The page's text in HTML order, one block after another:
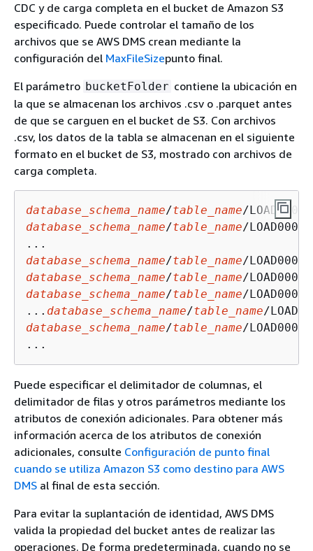
CDC y de carga completa en el bucket de Amazon S3
especificado. Puede controlar el tamaño de los
archivos que se AWS DMS crean mediante la
configuración del MaxFileSizepunto final.
El parámetro bucketFolder contiene la ubicación en
la que se almacenan los archivos .csv o .parquet antes
de que se carguen en el bucket de S3. Con archivos
.csv, los datos de la tabla se almacenan en el siguiente
formato en el bucket de S3, mostrado con archivos de
carga completa.
database_schema_name/table_name
database_schema_name/table_name/
database_schema_name/table_name
database_schema_name/table_name
database_schema_name/table_name/
... database_schema_name/table_name
database_schema_name/table_name/
...
Puede especificar el delimitador de columnas, el
delimitador de filas y otros parámetros mediante los
atributos de conexión adicionales. Para obtener más
información acerca de los atributos de conexión
adicionales, consulte Configuración de punto final
cuando se utiliza Amazon S3 como destino para AWS
DMS al final de esta sección.
Para evitar la suplantación de identidad, AWS DMS
valida la propiedad del bucket antes de realizar las
operaciones. De forma predeterminada, cuando no se